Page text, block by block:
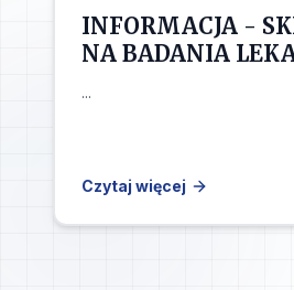
INFORMACJA -
NA BADANIA
...
Czytaj więcej